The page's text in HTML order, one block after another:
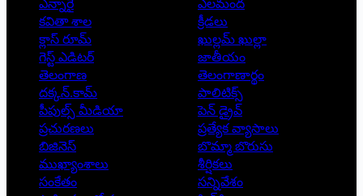
ఎన్నారై
ఎలమంద
కవితా శాల
క్రీడలు
క్లాస్ రూమ్
ఖుల్లమ్ ఖుల్లా
గెస్ట్ ఎడిటర్
జాతీయం
తెలంగాణ
తెలంగాణార్థం
దక్కన్.కామ్
పాలిటిక్స్
పీపుల్స్ ‌మీడియా
పెన్ డ్రైవ్
ప్రచురణలు
ప్రత్యేక వ్యాసాలు
బిజినెస్
బొమ్మా బొరుసు
ముఖ్యాంశాలు
శీర్షికలు
సంకేతం
సన్నివేశం